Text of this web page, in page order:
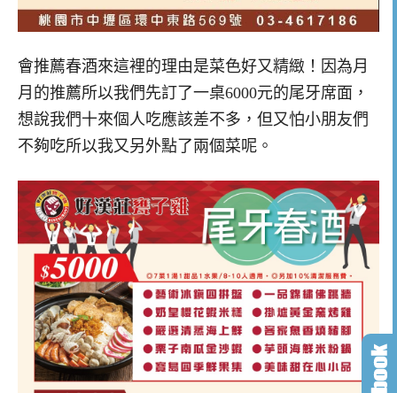
會推薦春酒來這裡的理由是菜色好又精緻！因為月
月的推薦所以我們先訂了一桌6000元的尾牙席面，
想說我們十來個人吃應該差不多，但又怕小朋友們
不夠吃所以我又另外點了兩個菜呢。